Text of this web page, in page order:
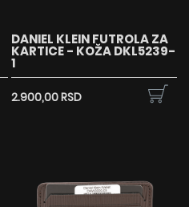
DANIEL KLEIN FUTROLA ZA
KARTICE - KOŽA DKL5239-
1
2.900,00 RSD